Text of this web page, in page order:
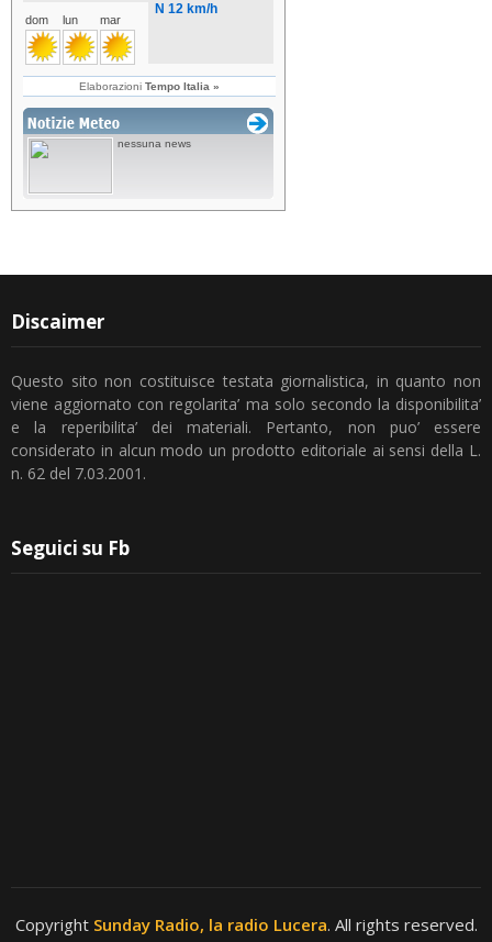
Discaimer
Questo sito non costituisce testata giornalistica, in quanto non
viene aggiornato con regolarita’ ma solo secondo la disponibilita’
e la reperibilita’ dei materiali. Pertanto, non puo’ essere
considerato in alcun modo un prodotto editoriale ai sensi della L.
n. 62 del 7.03.2001.
Seguici su Fb
Copyright Sunday Radio, la radio Lucera. All rights reserved.